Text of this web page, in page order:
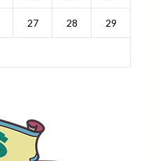
27 28 29